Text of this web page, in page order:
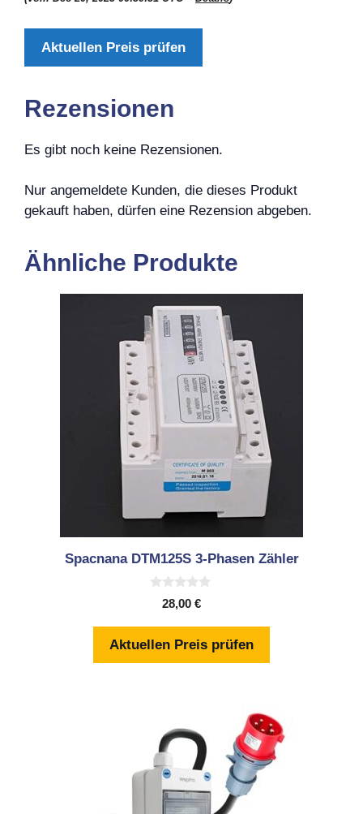
Aktuellen Preis prüfen
Rezensionen
Es gibt noch keine Rezensionen.
Nur angemeldete Kunden, die dieses Produkt
gekauft haben, dürfen eine Rezension abgeben.
Ähnliche Produkte
Spacnana DTM125S 3-Phasen Zähler
5
28,00 €
Aktuellen Preis prüfen